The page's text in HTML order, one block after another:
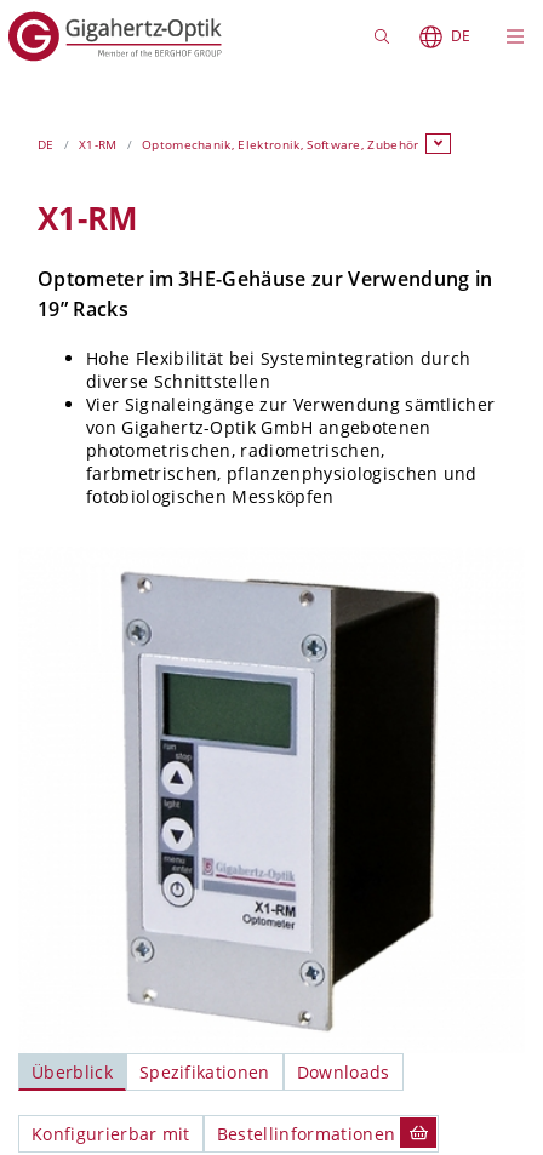
DE
DE X1-RM Optomechanik, Elektronik, Software, Zubehör
X1-RM
Optometer im 3HE-Gehäuse zur Verwendung in
19” Racks
Hohe Flexibilität bei Systemintegration durch
diverse Schnittstellen
Vier Signaleingänge zur Verwendung sämtlicher
von Gigahertz-Optik GmbH angebotenen
photometrischen, radiometrischen,
farbmetrischen, pflanzenphysiologischen und
fotobiologischen Messköpfen
Überblick Spezifikationen Downloads
Konfigurierbar mit Bestellinformationen